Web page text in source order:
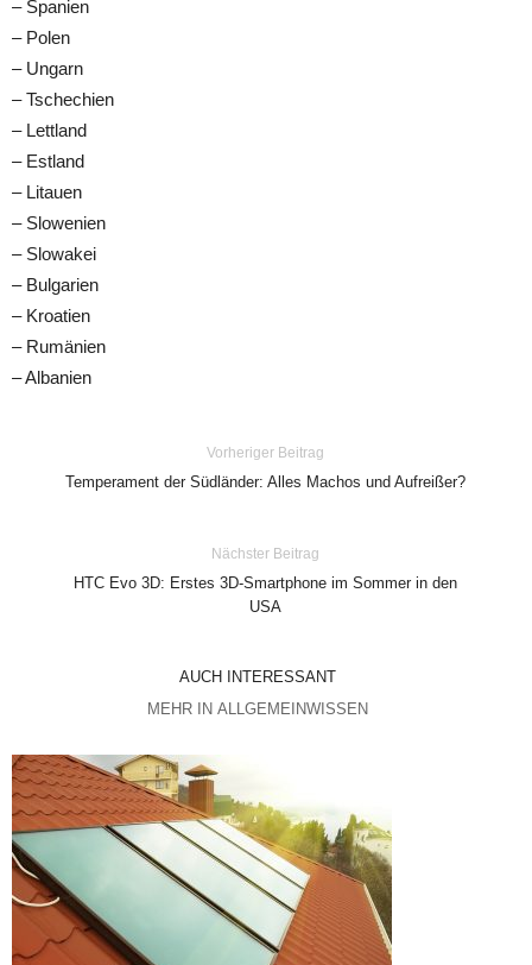
– Spanien
– Polen
– Ungarn
– Tschechien
– Lettland
– Estland
– Litauen
– Slowenien
– Slowakei
– Bulgarien
– Kroatien
– Rumänien
– Albanien
Vorheriger Beitrag
Temperament der Südländer: Alles Machos und Aufreißer?
Nächster Beitrag
HTC Evo 3D: Erstes 3D-Smartphone im Sommer in den
USA
AUCH INTERESSANT
MEHR IN ALLGEMEINWISSEN